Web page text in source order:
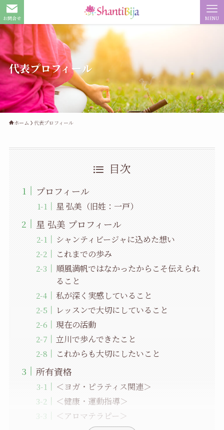
お問合せ MENU
代表プロフィール
ホーム 代表プロフィール
目次
プロフィール
星 弘美（旧姓：一戸）
星 弘美 プロフィール
シャンティビージャに込めた想い
これまでの歩み
順風満帆ではなかったからこそ伝えられ
ること
私が深く実感していること
レッスンで大切にしていること
現在の活動
立川で歩んできたこと
これからも大切にしたいこと
所有資格
＜ヨガ・ピラティス関連＞
＜健康・運動指導＞
＜アロマテラピー＞